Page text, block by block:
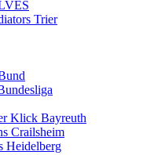
Trier
Klick Bayreuth
Crailsheim
Heidelberg